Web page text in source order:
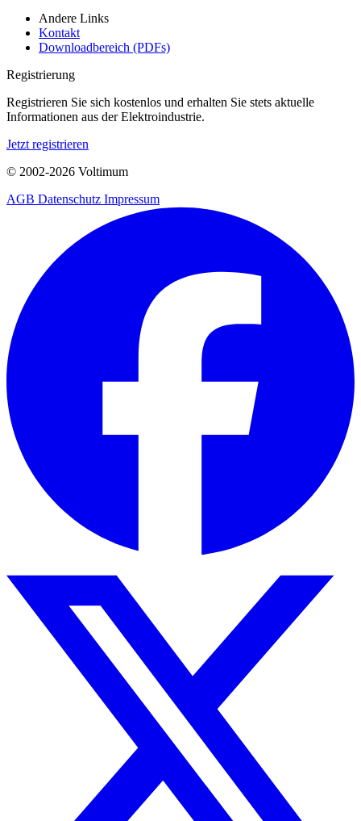
Andere Links
Kontakt
Downloadbereich (PDFs)
Registrierung
Registrieren Sie sich kostenlos und erhalten Sie stets aktuelle
Informationen aus der Elektroindustrie.
Jetzt registrieren
© 2002-2026 Voltimum
AGB Datenschutz Impressum